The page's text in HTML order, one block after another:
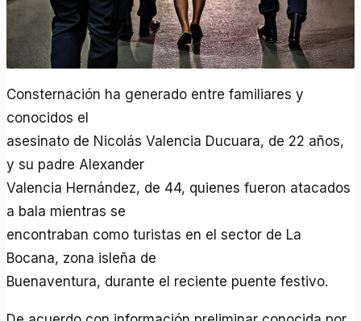
Consternación ha generado entre familiares y
conocidos el
asesinato de Nicolás Valencia Ducuara, de 22 años,
y su padre Alexander
Valencia Hernández, de 44, quienes fueron atacados
a bala mientras se
encontraban como turistas en el sector de La
Bocana, zona isleña de
Buenaventura, durante el reciente puente festivo.